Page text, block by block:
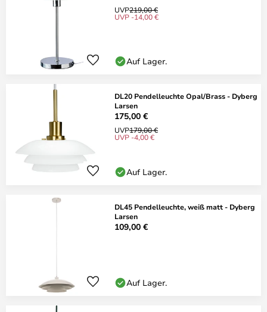
UVP219,00 €
UVP -14,00 €
Auf Lager.
DL20 Pendelleuchte Opal/Brass - Dyberg
Larsen
175,00 €
UVP179,00 €
UVP -4,00 €
Auf Lager.
DL45 Pendelleuchte, weiß matt - Dyberg
Larsen
109,00 €
Auf Lager.